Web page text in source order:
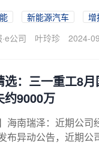
新能源汽车
增
公司
叶玲珍 2024-
选：三一重工8
约9000万
】海南瑞泽：近期公
布异动公告，近期